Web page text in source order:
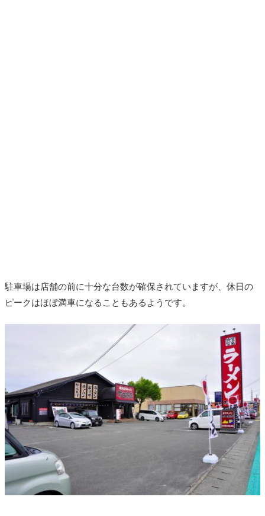
駐車場は店舗の前に十分な台数が確保されていますが、休日の
ピークはほぼ満車になることもあるようです。